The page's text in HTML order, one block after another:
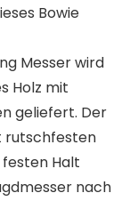
Bowie
Messer wird
Holz mit
geliefert. Der
rutschfesten
festen Halt
nach